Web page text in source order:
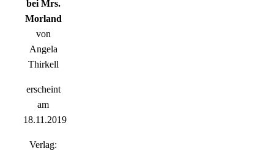
bei Mrs.
Morland
von
Angela
Thirkell
erscheint
am
18.11.2019
Verlag: